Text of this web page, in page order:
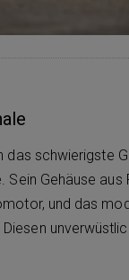
das schwierigste
Sein Gehäuse
und das